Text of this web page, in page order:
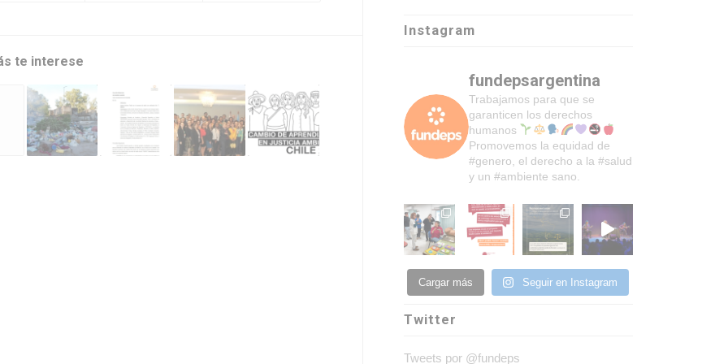
te interese
Instagram
fundepsargentina
Trabajamos para que se
garanticen los derechos
humanos
Promovemos la equidad de
#genero, el derecho a la #salud
y un #ambiente sano.
Cargar más Seguir en Instagram
Twitter
Tweets por @fundeps